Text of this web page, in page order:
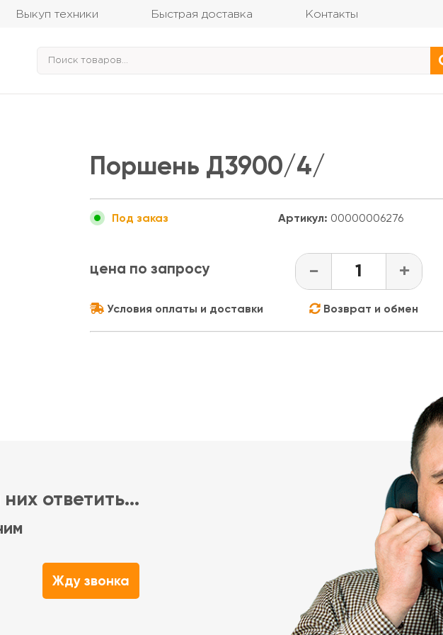
Выкуп техники Быстрая доставка Контакты
Поршень Д3900/4/
Под заказ Артикул: 00000006276
цена по запросу - +
Условия оплаты и доставки Возврат и обмен
ответить...
Жду звонка